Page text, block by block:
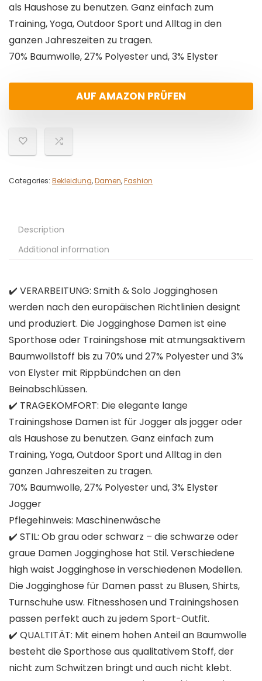
als Haushose zu benutzen. Ganz einfach zum
Training, Yoga, Outdoor Sport und Alltag in den
ganzen Jahreszeiten zu tragen.
70% Baumwolle, 27% Polyester und, 3% Elyster
AUF AMAZON PRÜFEN
Categories: Bekleidung,Damen,Fashion
Description
Additional information
✔️ VERARBEITUNG: Smith & Solo Jogginghosen
werden nach den europäischen Richtlinien designt
und produziert. Die Jogginghose Damen ist eine
Sporthose oder Trainingshose mit atmungsaktivem
Baumwollstoff bis zu 70% und 27% Polyester und 3%
von Elyster mit Rippbündchen an den
Beinabschlüssen.
✔️ TRAGEKOMFORT: Die elegante lange
Trainingshose Damen ist für Jogger als jogger oder
als Haushose zu benutzen. Ganz einfach zum
Training, Yoga, Outdoor Sport und Alltag in den
ganzen Jahreszeiten zu tragen.
70% Baumwolle, 27% Polyester und, 3% Elyster
Jogger
Pflegehinweis: Maschinenwäsche
✔️ STIL: Ob grau oder schwarz – die schwarze oder
graue Damen Jogginghose hat Stil. Verschiedene
high waist Jogginghose in verschiedenen Modellen.
Die Jogginghose für Damen passt zu Blusen, Shirts,
Turnschuhe usw. Fitnesshosen und Trainingshosen
passen perfekt auch zu jedem Sport-Outfit.
✔️ QUALTITÄT: Mit einem hohen Anteil an Baumwolle
besteht die Sporthose aus qualitativem Stoff, der
nicht zum Schwitzen bringt und auch nicht klebt.